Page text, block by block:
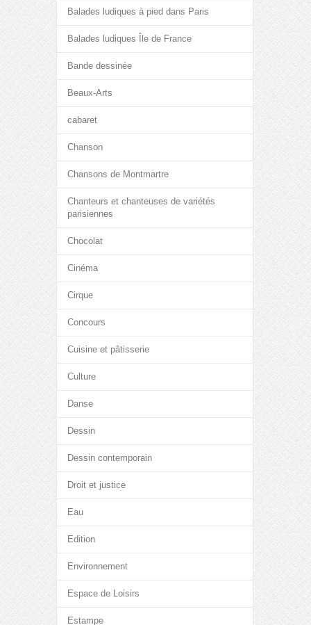
Balades ludiques à pied dans Paris
Balades ludiques Île de France
Bande dessinée
Beaux-Arts
cabaret
Chanson
Chansons de Montmartre
Chanteurs et chanteuses de variétés
parisiennes
Chocolat
Cinéma
Cirque
Concours
Cuisine et pâtisserie
Culture
Danse
Dessin
Dessin contemporain
Droit et justice
Eau
Edition
Environnement
Espace de Loisirs
Estampe